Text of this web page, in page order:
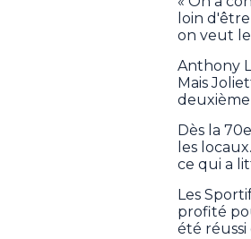
loin
on veut
Anthony
Mais
Dès la
les
ce qui a
Les
profité
été réussi